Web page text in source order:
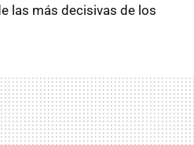
las más decisivas de los